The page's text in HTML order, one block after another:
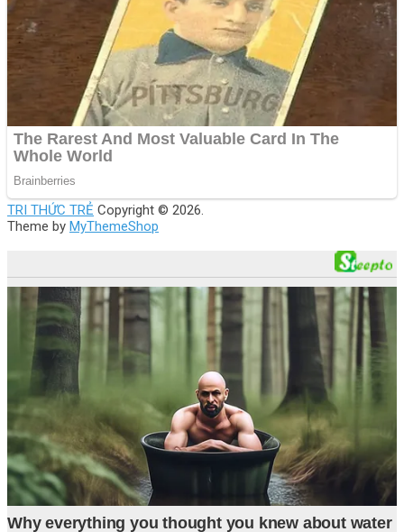
TRI THỨC TRẺ Copyright © 2026.
Theme by MyThemeShop